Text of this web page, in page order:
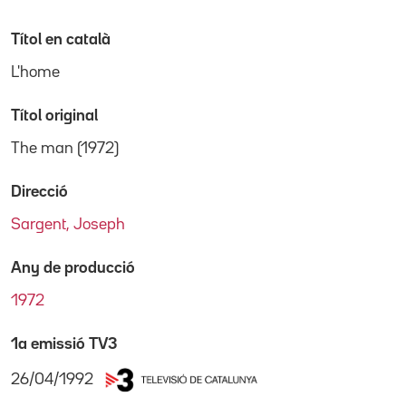
Títol en català
L'home
Títol original
The man (1972)
Direcció
Sargent, Joseph
Any de producció
1972
1a emissió TV3
26/04/1992